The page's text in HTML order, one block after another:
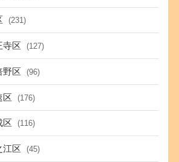
(231)
寺区 (127)
野区 (96)
区 (176)
区 (116)
江区 (45)